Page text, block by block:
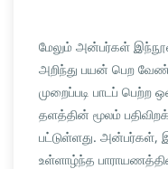
மேலும் அன்பர்கள்
அறிந்து பயன் பெற
முறைப்படி பாடப்
தளத்தின் மூலம்
பட்டுள்ளது. அன்பர்கள்,
உள்ளாழ்ந்த